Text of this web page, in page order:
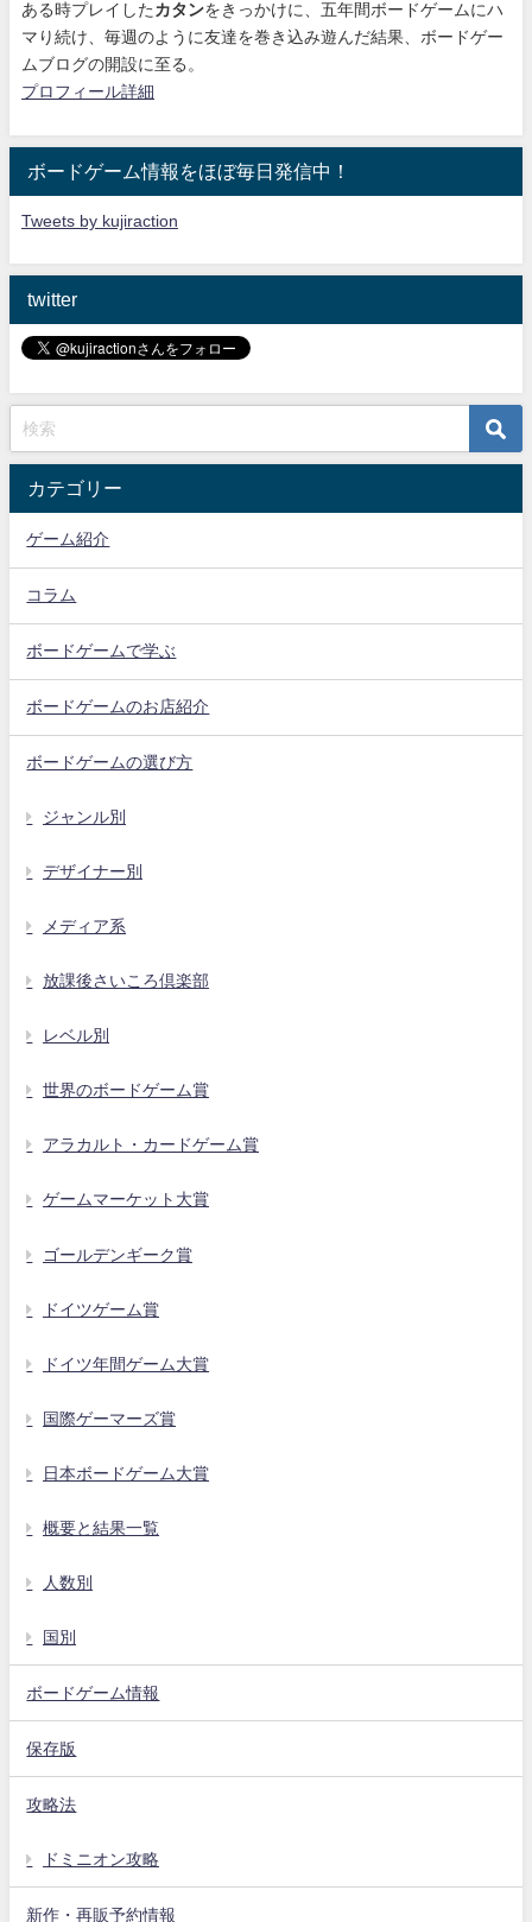
ある時プレイした カタンをきっかけに、 五年間ボードゲームにハ
マり続け 、毎週のように友達を巻き込み遊んだ結果、ボードゲー
ムブログの開設に至る。
プロフィール詳細
ボードゲーム情報をほぼ毎日発信中！
Tweets by kujiraction
twitter
カテゴリー
ゲーム紹介
コラム
ボードゲームで学ぶ
ボードゲームのお店紹介
ボードゲームの選び方
ジャンル別
デザイナー別
メディア系
放課後さいころ倶楽部
レベル別
世界のボードゲーム賞
アラカルト・カードゲーム賞
ゲームマーケット大賞
ゴールデンギーク賞
ドイツゲーム賞
ドイツ年間ゲーム大賞
国際ゲーマーズ賞
日本ボードゲーム大賞
概要と結果一覧
人数別
国別
ボードゲーム情報
保存版
攻略法
ドミニオン攻略
新作・再販予約情報